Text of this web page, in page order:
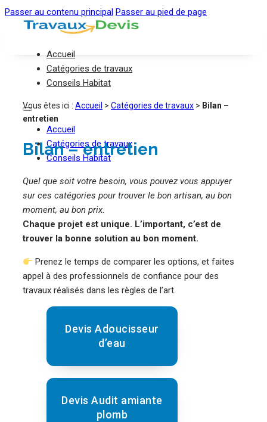
Passer au contenu principal Passer au pied de page
Accueil
Catégories de travaux
Conseils Habitat
Accueil
Catégories de travaux
Conseils Habitat
Vous êtes ici : Accueil > Catégories de travaux > Bilan –
entretien
Bilan – entretien
Quel que soit votre besoin, vous pouvez vous appuyer
sur ces catégories pour trouver le bon artisan, au bon
moment, au bon prix.
Chaque projet est unique. L’important, c’est de
trouver la bonne solution au bon moment.
Prenez le temps de comparer les options, et faites
appel à des professionnels de confiance pour des
travaux réalisés dans les règles de l’art.
Devis Adoucisseur
d’eau
Devis Audit amiante
plomb